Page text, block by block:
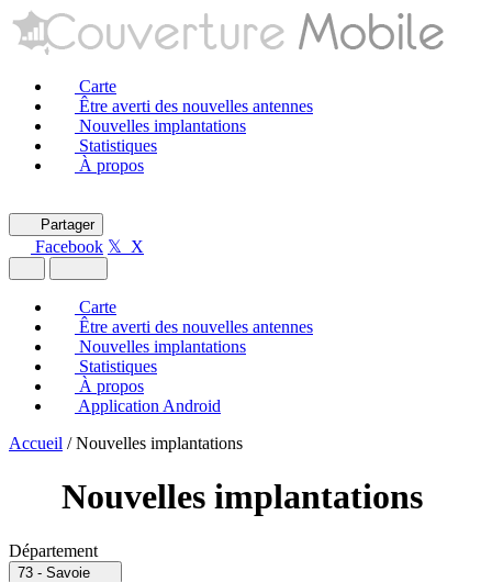
Carte
Être averti des nouvelles antennes
Nouvelles implantations
Statistiques
À propos
Partager
Facebook 𝕏 X
Carte
Être averti des nouvelles antennes
Nouvelles implantations
Statistiques
À propos
Application Android
Accueil / Nouvelles implantations
Nouvelles implantations
Département
73 - Savoie